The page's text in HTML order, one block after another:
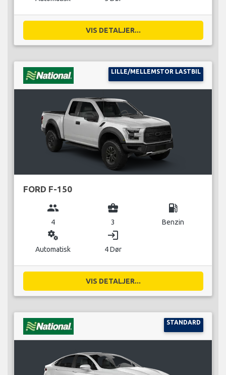
VIS DETALJER...
LILLE/MELLEMSTOR LASTBIL
FORD F-150
group
4
business_center
3
local_gas_station
Benzin
miscellaneous_services
Automatisk
login
4 Dør
VIS DETALJER...
STANDARD